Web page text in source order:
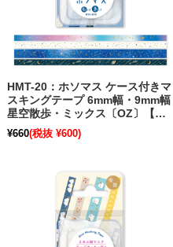
HMT-20：ホソマス ケース付きマ
スキングテープ 6mm幅・9mm幅
星空散歩・ミックス〔OZ〕【ポ
スト便不可】
¥660(税抜 ¥600)